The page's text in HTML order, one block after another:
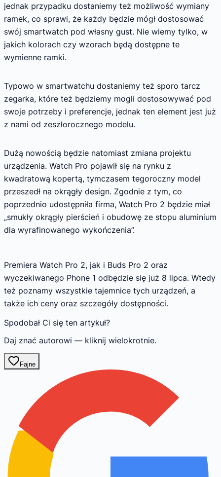
jednak przypadku dostaniemy też możliwość wymiany
ramek, co sprawi, że każdy będzie mógł dostosować
swój smartwatch pod własny gust. Nie wiemy tylko, w
jakich kolorach czy wzorach będą dostępne te
wymienne ramki.
Typowo w smartwatchu dostaniemy też sporo tarcz
zegarka, które też będziemy mogli dostosowywać pod
swoje potrzeby i preferencje, jednak ten element jest już
z nami od zeszłorocznego modelu.
Dużą nowością będzie natomiast zmiana projektu
urządzenia. Watch Pro pojawił się na rynku z
kwadratową kopertą, tymczasem tegoroczny model
przeszedł na okrągły design. Zgodnie z tym, co
poprzednio udostępniła firma, Watch Pro 2 będzie miał
„smukły okrągły pierścień i obudowę ze stopu aluminium
dla wyrafinowanego wykończenia”.
Premiera Watch Pro 2, jak i Buds Pro 2 oraz
wyczekiwanego Phone 1 odbędzie się już 8 lipca. Wtedy
też poznamy wszystkie tajemnice tych urządzeń, a
także ich ceny oraz szczegóły dostępności.
Spodobał Ci się ten artykuł?
Daj znać autorowi — kliknij wielokrotnie.
Fajne